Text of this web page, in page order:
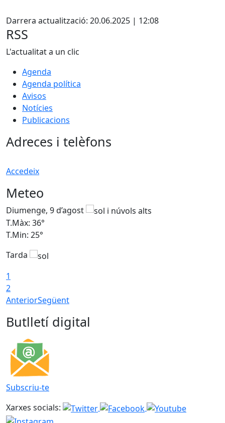
Darrera actualització: 20.06.2025 | 12:08
RSS
L'actualitat a un clic
Agenda
Agenda política
Avisos
Notícies
Publicacions
Adreces i telèfons
Accedeix
Meteo
Diumenge, 9 d’agost
T.Màx: 36°
T.Min: 25°
Tarda
1
2
AnteriorSegüent
Butlletí digital
Subscriu-te
Xarxes socials: